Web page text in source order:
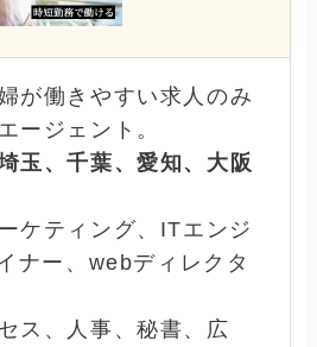
が働きやすい求人のみ
ージェント。
玉、千葉、愛知、大阪
ケティング、ITエンジ
ナー、webディレクタ
ス、人事、秘書、広